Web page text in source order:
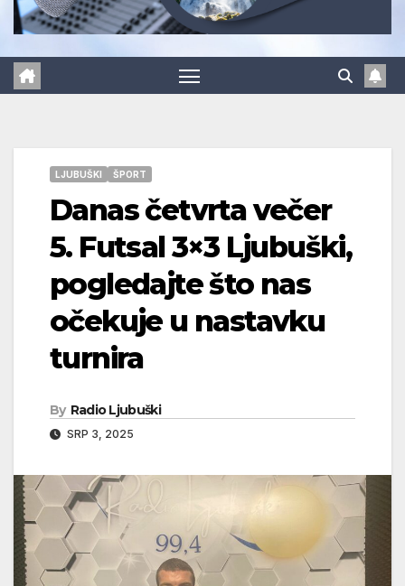
LJUBUŠKI ŠPORT
Danas četvrta večer
5. Futsal 3×3 Ljubuški,
pogledajte što nas
očekuje u nastavku
turnira
By Radio Ljubuški
SRP 3, 2025